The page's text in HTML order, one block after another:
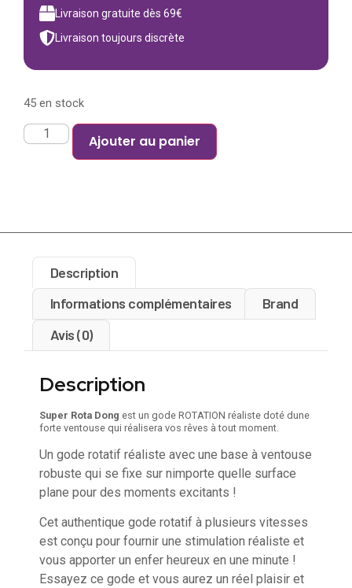
Livraison gratuite dès 69€
Livraison toujours discrète
45 en stock
Ajouter au panier
Description
Informations complémentaires
Brand
Avis (0)
Description
Super Rota Dong est un gode ROTATION réaliste doté dune
forte ventouse qui réalisera vos rêves à tout moment.
Un gode rotatif réaliste avec une base à ventouse
robuste qui se fixe sur nimporte quelle surface
plane pour des moments excitants !
Cet authentique gode rotatif à plusieurs vitesses
est conçu pour fournir une stimulation réaliste et
vous apporter un enfer heureux en une minute !
Essayez ce gode et vous aurez un réel plaisir et